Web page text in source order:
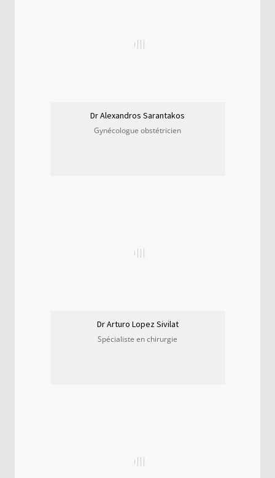
Dr Alexandros Sarantakos
Gynécologue obstétricien
Dr Arturo Lopez Sivilat
Spécialiste en chirurgie